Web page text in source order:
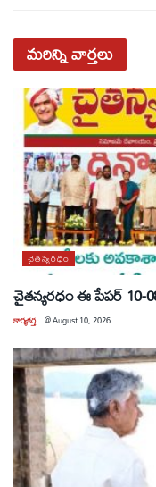
మరిన్నివార్తలు
చైతన్యరధం
చైతన్యరధం ఈ పేపర్ 10-
కార్యకర్త @August 10, 2026